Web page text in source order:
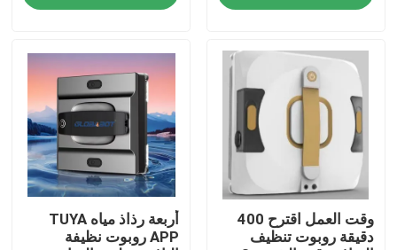
اطلب اقتباس
الروبوت مكنسة كهربائية
منظف ​​نوافذ الروبوت
وقت العمل اقترح 400
دقيقة روبوت تنظيف
أربعة رذاذ مياه TUYA
APP روبوت نظيفة